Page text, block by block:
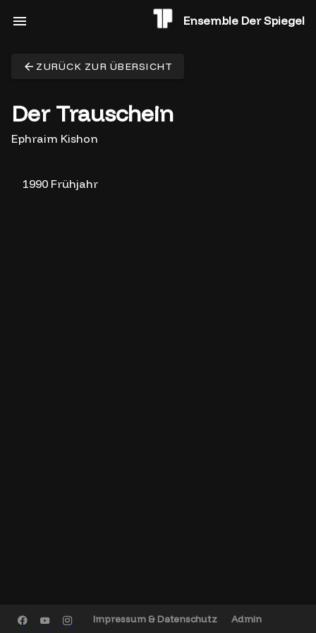
Ensemble Der Spiegel
ZURÜCK ZUR ÜBERSICHT
Der Trauschein
Ephraim Kishon
1990 Frühjahr
Impressum & Datenschutz Admin